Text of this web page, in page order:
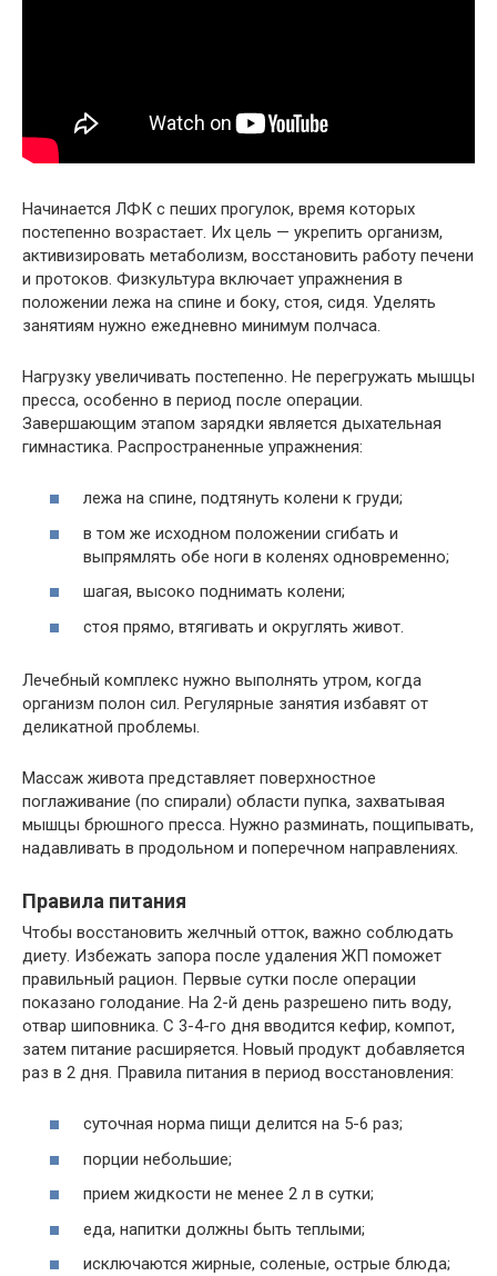
Начинается ЛФК с пеших прогулок, время которых
постепенно возрастает. Их цель — укрепить организм,
активизировать метаболизм, восстановить работу печени
и протоков. Физкультура включает упражнения в
положении лежа на спине и боку, стоя, сидя. Уделять
занятиям нужно ежедневно минимум полчаса.
Нагрузку увеличивать постепенно. Не перегружать мышцы
пресса, особенно в период после операции.
Завершающим этапом зарядки является дыхательная
гимнастика. Распространенные упражнения:
лежа на спине, подтянуть колени к груди;
в том же исходном положении сгибать и
выпрямлять обе ноги в коленях одновременно;
шагая, высоко поднимать колени;
стоя прямо, втягивать и округлять живот.
Лечебный комплекс нужно выполнять утром, когда
организм полон сил. Регулярные занятия избавят от
деликатной проблемы.
Массаж живота представляет поверхностное
поглаживание (по спирали) области пупка, захватывая
мышцы брюшного пресса. Нужно разминать, пощипывать,
надавливать в продольном и поперечном направлениях.
Правила питания
Чтобы восстановить желчный отток, важно соблюдать
диету. Избежать запора после удаления ЖП поможет
правильный рацион. Первые сутки после операции
показано голодание. На 2-й день разрешено пить воду,
отвар шиповника. С 3-4-го дня вводится кефир, компот,
затем питание расширяется. Новый продукт добавляется
раз в 2 дня. Правила питания в период восстановления:
суточная норма пищи делится на 5-6 раз;
порции небольшие;
прием жидкости не менее 2 л в сутки;
еда, напитки должны быть теплыми;
исключаются жирные, соленые, острые блюда;